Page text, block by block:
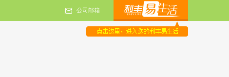
公司邮箱